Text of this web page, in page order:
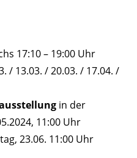
17:10 – 19:00 Uhr
/ 13.03. / 20.03. / 17.04. /
in der
11:00 Uhr
23.06. 11:00 Uhr